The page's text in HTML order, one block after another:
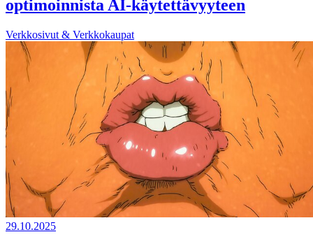
optimoinnista AI-käytettävyyteen
Verkkosivut & Verkkokaupat
29.10.2025